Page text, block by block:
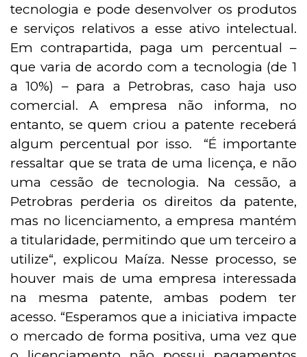
tecnologia e pode desenvolver os produtos
e serviços relativos a esse ativo intelectual.
Em contrapartida, paga um percentual –
que varia de acordo com a tecnologia (de 1
a 10%) – para a Petrobras, caso haja uso
comercial. A empresa não informa, no
entanto, se quem criou a patente receberá
algum percentual por isso. “É importante
ressaltar que se trata de uma licença, e não
uma cessão de tecnologia. Na cessão, a
Petrobras perderia os direitos da patente,
mas no licenciamento, a empresa mantém
a titularidade, permitindo que um terceiro a
utilize“, explicou Maíza. Nesse processo, se
houver mais de uma empresa interessada
na mesma patente, ambas podem ter
acesso. “Esperamos que a iniciativa impacte
o mercado de forma positiva, uma vez que